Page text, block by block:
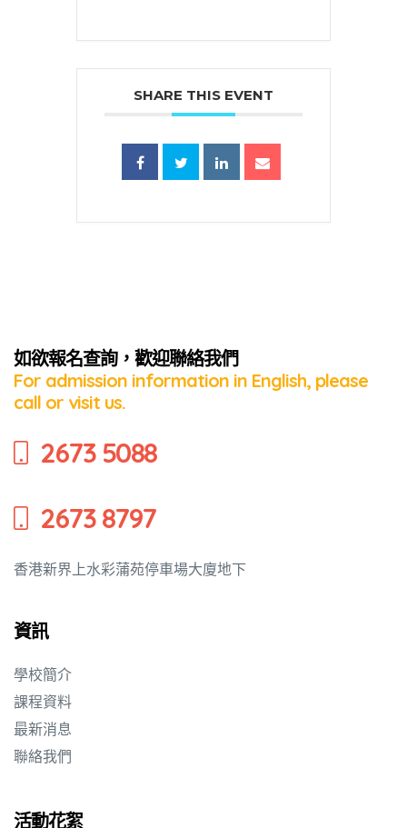
SHARE THIS EVENT
如欲報名查詢，歡迎聯絡我們
For admission information in English, please
call or visit us.
2673 5088
2673 8797
香港新界上水彩蒲苑停車場大廈地下
資訊
學校簡介
課程資料
最新消息
聯絡我們
活動花絮
養幼兒